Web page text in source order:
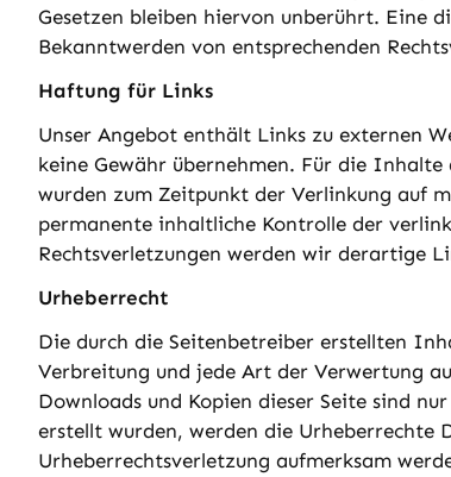
Gesetzen bleiben hiervon unberührt. Eine
Bekanntwerden von entsprechenden
Haftung für Links
Unser Angebot enthält Links zu externen
keine Gewähr übernehmen. Für die
wurden zum Zeitpunkt der Verlinkung auf
permanente inhaltliche Kontrolle der
Rechtsverletzungen werden wir derartige
Urheberrecht
Die durch die Seitenbetreiber erstellten
Verbreitung und jede Art der Verwertung
Downloads und Kopien dieser Seite sind
erstellt wurden, werden die Urheberrechte
Urheberrechtsverletzung aufmerksam